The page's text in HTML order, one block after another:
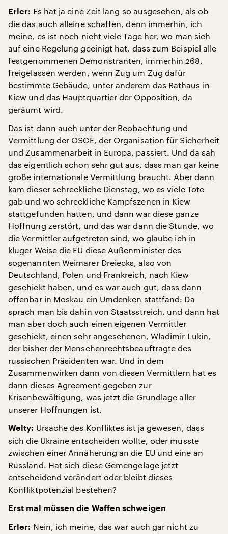
Erler: Es hat ja eine Zeit lang so ausgesehen, als ob
die das auch alleine schaffen, denn immerhin, ich
meine, es ist noch nicht viele Tage her, wo man sich
auf eine Regelung geeinigt hat, dass zum Beispiel alle
festgenommenen Demonstranten, immerhin 268,
freigelassen werden, wenn Zug um Zug dafür
bestimmte Gebäude, unter anderem das Rathaus in
Kiew und das Hauptquartier der Opposition, da
geräumt wird.
Das ist dann auch unter der Beobachtung und
Vermittlung der OSCE, der Organisation für Sicherheit
und Zusammenarbeit in Europa, passiert. Und da sah
das eigentlich schon sehr gut aus, dass man gar keine
große internationale Vermittlung braucht. Aber dann
kam dieser schreckliche Dienstag, wo es viele Tote
gab und wo schreckliche Kampfszenen in Kiew
stattgefunden hatten, und dann war diese ganze
Hoffnung zerstört, und das war dann die Stunde, wo
die Vermittler aufgetreten sind, wo glaube ich in
kluger Weise die EU diese Außenminister des
sogenannten Weimarer Dreiecks, also von
Deutschland, Polen und Frankreich, nach Kiew
geschickt haben, und es war auch gut, dass dann
offenbar in Moskau ein Umdenken stattfand: Da
sprach man bis dahin von Staatsstreich, und dann hat
man aber doch auch einen eigenen Vermittler
geschickt, einen sehr angesehenen, Wladimir Lukin,
der bisher der Menschenrechtsbeauftragte des
russischen Präsidenten war. Und in dem
Zusammenwirken dann von diesen Vermittlern hat es
dann dieses Agreement gegeben zur
Krisenbewältigung, was jetzt die Grundlage aller
unserer Hoffnungen ist.
Welty: Ursache des Konfliktes ist ja gewesen, dass
sich die Ukraine entscheiden wollte, oder musste
zwischen einer Annäherung an die EU und eine an
Russland. Hat sich diese Gemengelage jetzt
entscheidend verändert oder bleibt dieses
Konfliktpotenzial bestehen?
Erst mal müssen die Waffen schweigen
Erler: Nein, ich meine, das war auch gar nicht zu